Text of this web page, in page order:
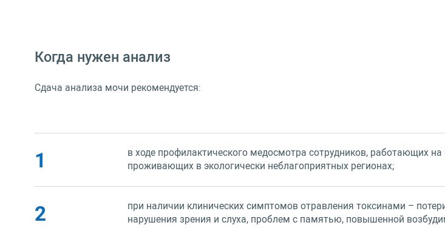
Когда нужен анализ
Сдача анализа мочи рекомендуется:
1
в ходе профилактического медосмотра сотрудников, работающих
проживающих в экологически неблагоприятных регионах;
2
при наличии клинических симптомов отравления токсинами –
нарушения зрения и слуха, проблем с памятью, повышенной